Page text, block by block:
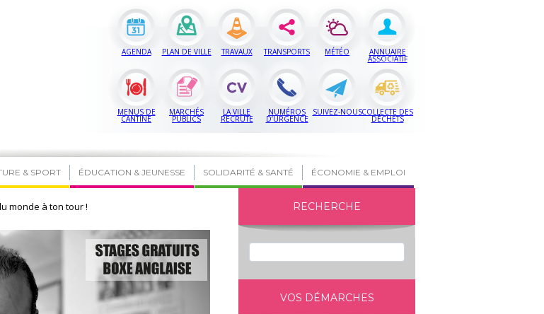
AGENDA PLAN DE VILLE TRAVAUX TRANSPORTS MÉTÉO ANNUAIRE
ASSOCIATIF
MENUS DE
CANTINE
MARCHÉS
PUBLICS
LA VILLE
RECRUTE
NUMÉROS
D’URGENCE
SUIVEZ-NOUSCOLLECTE DES
DÉCHETS
& SPORT ÉDUCATION & JEUNESSE SOLIDARITÉ & SANTÉ ÉCONOMIE & EMPLOI
monde à ton tour ! RECHERCHE
VOS DÉMARCHES